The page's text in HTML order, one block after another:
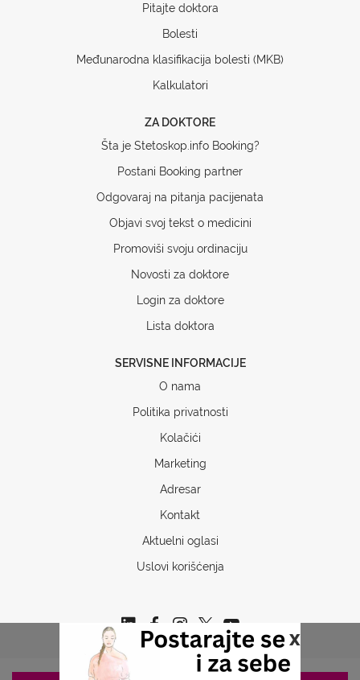
x
Pitajte doktora
Bolesti
Međunarodna klasifikacija bolesti (MKB)
Kalkulatori
ZA DOKTORE
Šta je Stetoskop.info Booking?
Postani Booking partner
Odgovaraj na pitanja pacijenata
Objavi svoj tekst o medicini
Promoviši svoju ordinaciju
Novosti za doktore
Login za doktore
Lista doktora
SERVISNE INFORMACIJE
O nama
Politika privatnosti
Kolačići
Marketing
Adresar
Kontakt
Aktuelni oglasi
Uslovi korišćenja